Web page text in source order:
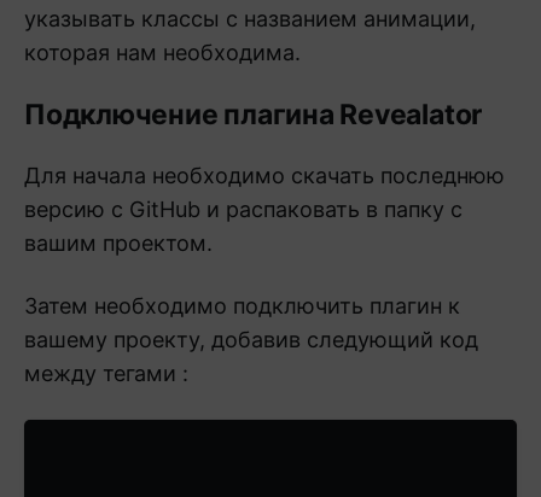
указывать классы с названием анимации,
которая нам необходима.
Подключение плагина Revealator
Для начала необходимо скачать последнюю
версию с GitHub и распаковать в папку с
вашим проектом.
Затем необходимо подключить плагин к
вашему проекту, добавив следующий код
между тегами :